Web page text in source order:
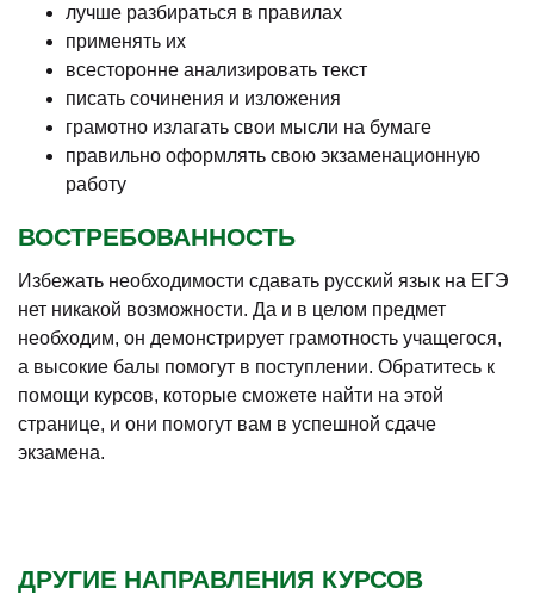
лучше разбираться в правилах
применять их
всесторонне анализировать текст
писать сочинения и изложения
грамотно излагать свои мысли на бумаге
правильно оформлять свою экзаменационную
работу
ВОСТРЕБОВАННОСТЬ
Избежать необходимости сдавать русский язык на ЕГЭ
нет никакой возможности. Да и в целом предмет
необходим, он демонстрирует грамотность учащегося,
а высокие балы помогут в поступлении. Обратитесь к
помощи курсов, которые сможете найти на этой
странице, и они помогут вам в успешной сдаче
экзамена.
ДРУГИЕ НАПРАВЛЕНИЯ КУРСОВ